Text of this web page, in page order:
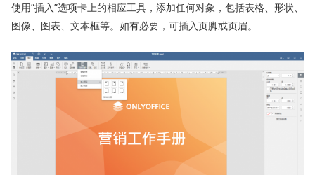
使用”插入”选项卡上的相应工具，添加任何对象，包括表格、形状、
图像、图表、文本框等。如有必要，可插入页脚或页眉。